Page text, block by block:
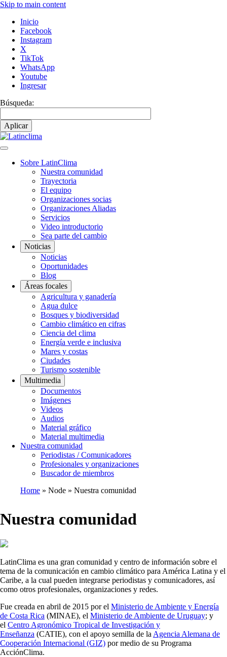
Skip to main content
Inicio
Facebook
Instagram
X
TikTok
WhatsApp
Youtube
Ingresar
Búsqueda:
Sobre LatinClima
Nuestra comunidad
Trayectoria
El equipo
Organizaciones socias
Organizaciones Aliadas
Servicios
Video introductorio
Sea parte del cambio
Noticias
Noticias
Oportunidades
Blog
Áreas focales
Agricultura y ganadería
Agua dulce
Bosques y biodiversidad
Cambio climático en cifras
Ciencia del clima
Energía verde e inclusiva
Mares y costas
Ciudades
Turismo sostenible
Multimedia
Documentos
Imágenes
Videos
Audios
Material gráfico
Material multimedia
Nuestra comunidad
Periodistas / Comunicadores
Profesionales y organizaciones
Buscador de miembros
Home Node Nuestra comunidad
Nuestra comunidad
LatinClima es una gran comunidad y centro de información sobre el
tema de la comunicación en cambio climático para América Latina y el
Caribe, a la cual pueden integrarse periodistas y comunicadores, así
como otros profesionales, organizaciones y redes.
Fue creada en abril de 2015 por el Ministerio de Ambiente y Energía
de Costa Rica (MINAE), el Ministerio de Ambiente de Uruguay; y
el Centro Agronómico Tropical de Investigación y
Enseñanza (CATIE), con el apoyo semilla de la Agencia Alemana de
Cooperación Internacional (GIZ) por medio de su Programa
AcciónClima.